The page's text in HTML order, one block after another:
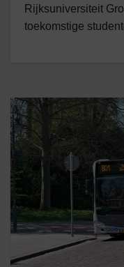
Rijksuniversiteit
toekomstige